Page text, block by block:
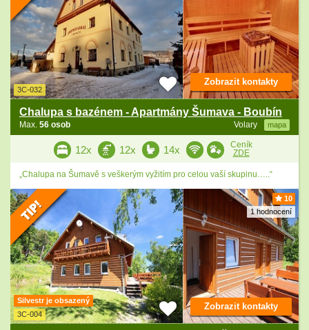
3C-032
Chalupa s bazénem - Apartmány Šumava - Boubín
Volary mapa
Max. 56 osob
Zobrazit kontakty
12x 12x 14x
Ceník
ZDE
„Chalupa na Šumavě s veškerým vyžitím pro celou vaší skupinu…..“
10
1 hodnocení
Silvestr je obsazený
3C-004
Zobrazit kontakty